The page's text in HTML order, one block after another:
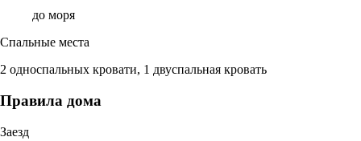
до моря
Спальные места
2 односпальных кровати, 1 двуспальная кровать
Правила дома
Заезд